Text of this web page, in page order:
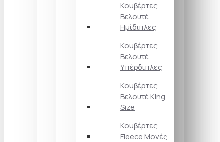
Κουβέρτες
Βελουτέ
Ημίδιπλες
Κουβέρτες
Βελουτέ
Υπέρδιπλες
Κουβέρτες
Βελουτέ King
Size
Κουβέρτες
Fleece Μονές